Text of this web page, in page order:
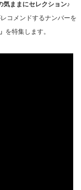
気ままにセレクション♪
コメンドするナンバーを
」 を特集します。